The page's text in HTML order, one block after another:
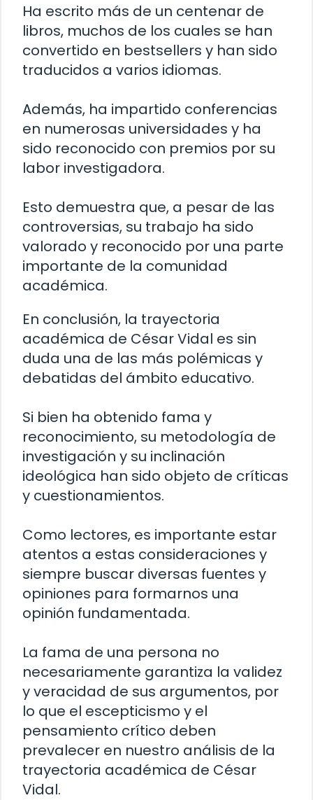
Ha escrito más de un centenar de
libros, muchos de los cuales se han
convertido en bestsellers y han sido
traducidos a varios idiomas.
Además, ha impartido conferencias
en numerosas universidades y ha
sido reconocido con premios por su
labor investigadora.
Esto demuestra que, a pesar de las
controversias, su trabajo ha sido
valorado y reconocido por una parte
importante de la comunidad
académica.
En conclusión, la trayectoria
académica de César Vidal es sin
duda una de las más polémicas y
debatidas del ámbito educativo.
Si bien ha obtenido fama y
reconocimiento, su metodología de
investigación y su inclinación
ideológica han sido objeto de críticas
y cuestionamientos.
Como lectores, es importante estar
atentos a estas consideraciones y
siempre buscar diversas fuentes y
opiniones para formarnos una
opinión fundamentada.
La fama de una persona no
necesariamente garantiza la validez
y veracidad de sus argumentos, por
lo que el escepticismo y el
pensamiento crítico deben
prevalecer en nuestro análisis de la
trayectoria académica de César
Vidal.